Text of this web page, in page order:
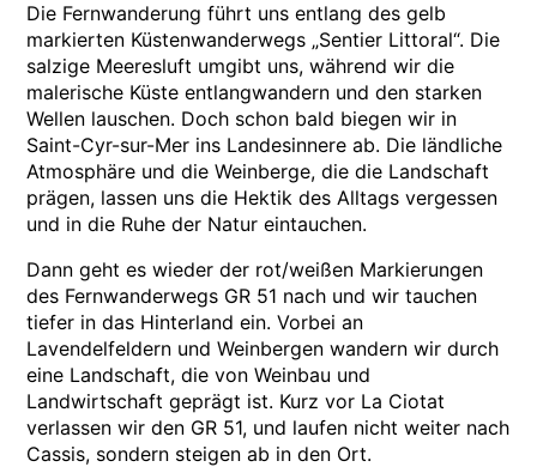
Die Fernwanderung führt uns entlang des gelb
markierten Küstenwanderwegs „Sentier Littoral“. Die
salzige Meeresluft umgibt uns, während wir die
malerische Küste entlangwandern und den starken
Wellen lauschen. Doch schon bald biegen wir in
Saint-Cyr-sur-Mer ins Landesinnere ab. Die ländliche
Atmosphäre und die Weinberge, die die Landschaft
prägen, lassen uns die Hektik des Alltags vergessen
und in die Ruhe der Natur eintauchen.
Dann geht es wieder der rot/weißen Markierungen
des Fernwanderwegs GR 51 nach und wir tauchen
tiefer in das Hinterland ein. Vorbei an
Lavendelfeldern und Weinbergen wandern wir durch
eine Landschaft, die von Weinbau und
Landwirtschaft geprägt ist. Kurz vor La Ciotat
verlassen wir den GR 51, und laufen nicht weiter nach
Cassis, sondern steigen ab in den Ort.